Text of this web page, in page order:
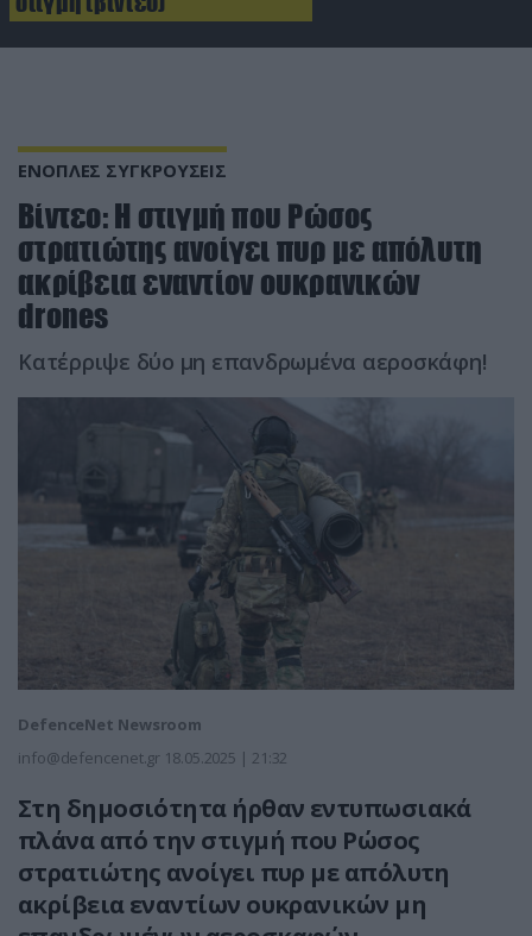
ΕΝΟΠΛΕΣ ΣΥΓΚΡΟΥΣΕΙΣ
Βίντεο: Η στιγμή που Ρώσος
στρατιώτης ανοίγει πυρ με απόλυτη
ακρίβεια εναντίον ουκρανικών
drones
Κατέρριψε δύο μη επανδρωμένα αεροσκάφη!
DefenceNet Newsroom
info@defencenet.gr 18.05.2025 | 21:32
Στη δημοσιότητα ήρθαν εντυπωσιακά
πλάνα από την στιγμή που Ρώσος
στρατιώτης ανοίγει πυρ με απόλυτη
ακρίβεια εναντίων ουκρανικών μη